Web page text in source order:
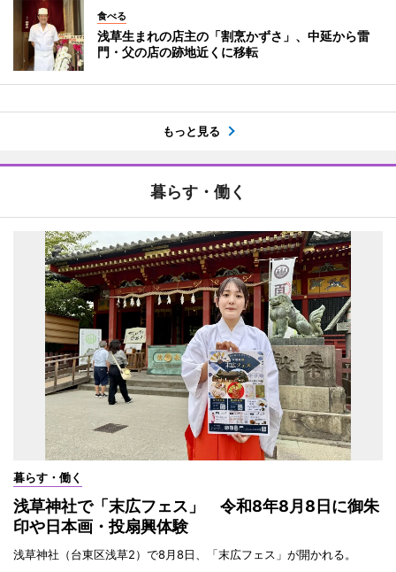
食べる
浅草生まれの店主の「割烹かずさ」、中延から雷
門・父の店の跡地近くに移転
もっと見る
暮らす・働く
暮らす・働く
浅草神社で「末広フェス」 令和8年8月8日に御朱
印や日本画・投扇興体験
浅草神社（台東区浅草2）で8月8日、「末広フェス」が開かれる。